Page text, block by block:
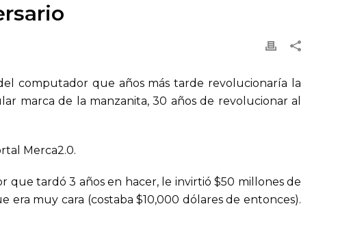
computador que años más tarde revolucionaría la
marca de la manzanita, 30 años de revolucionar al
Merca2.0.
que tardó 3 años en hacer, le invirtió $50 millones de
muy cara (costaba $10,000 dólares de entonces).